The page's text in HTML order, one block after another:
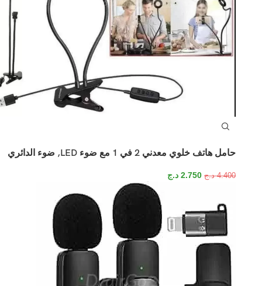
حامل هاتف خلوي معدني 2 في 1 مع ضوء LED, ضوء الدائري
4.400 د.ج 2.750 د.ج